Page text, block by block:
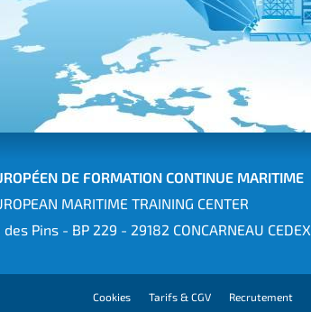
DE FORMATION CONTINUE MARITIME
MARITIME TRAINING CENTER
Pins - BP 229 - 29182 CONCARNEAU CEDEX
Cookies Tarifs & CGV Recrutement